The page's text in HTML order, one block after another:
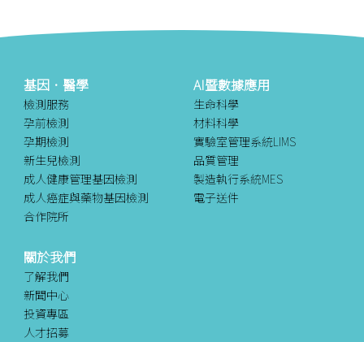
基因．醫學
檢測服務
孕前檢測
孕期檢測
新生兒檢測
成人健康管理基因檢測
成人癌症與藥物基因檢測
合作院所
AI暨數據應用
生命科學
材料科學
實驗室管理系統LIMS
品質管理
製造執行系統MES
電子送件
關於我們
了解我們
新聞中心
投資專區
人才招募